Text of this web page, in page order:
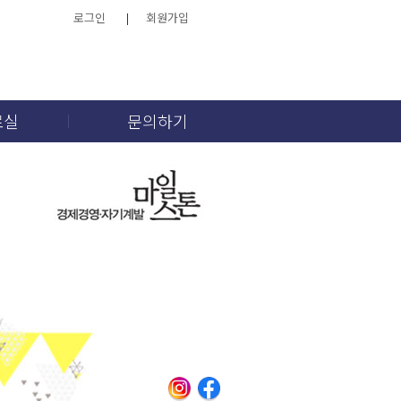
로그인 회원가입
문의하기